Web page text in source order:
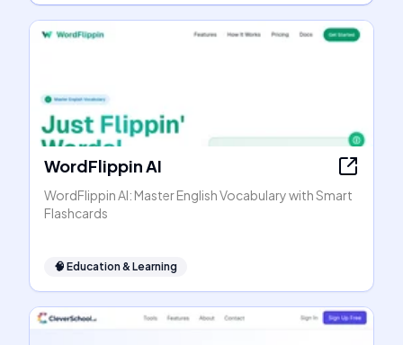
WordFlippin AI
WordFlippin AI: Master English Vocabulary with Smart
Flashcards
🧠 Education & Learning